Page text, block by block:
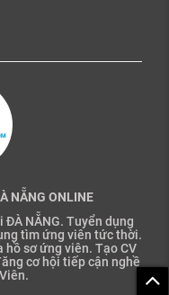
NẴNG ONLINE
NẴNG. Tuyển dụng
tìm ứng viên tức thời.
hồ sơ ứng viên. Tạo CV
cơ hội tiếp cận nghề